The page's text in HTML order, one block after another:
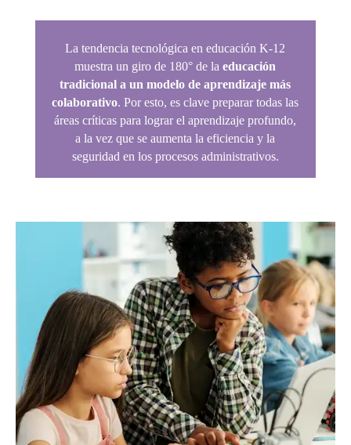
La tendencia tecnológica en educación K-12
muestra un giro de 180° de laeducación
tradicional a un modelo de aprendizaje más
colaborativo. Por esto, es clave preparar todas las
áreas críticas para lograr el aprendizaje profundo,
a la vez que se aumenta la eficiencia y la
seguridad en los procesos administrativos.